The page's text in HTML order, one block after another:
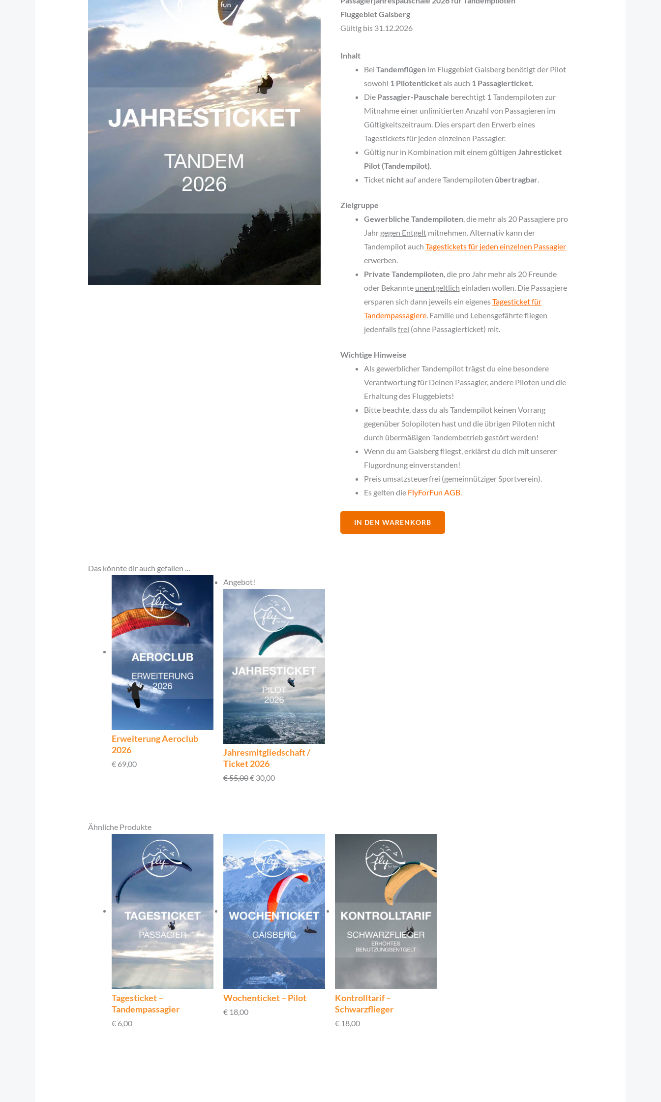
Fluggebiet Gaisberg
Gültig bis 31.12.2026
Inhalt
Bei Tandemflügenim Fluggebiet Gaisberg benötigt der Pilot
sowohl 1 Pilotenticketals auch 1 Passagierticket.
Die Passagier-Pauschale berechtigt 1 Tandempiloten zur
Mitnahme einer unlimitierten Anzahl von Passagieren im
Gültigkeitszeitraum. Dies erspart den Erwerb eines
Tagestickets für jeden einzelnen Passagier.
Gültig nur in Kombination mit einem gültigen Jahresticket
Pilot (Tandempilot)
Ticket nichtauf andere Tandempiloten übertragbar
Zielgruppe
Gewerbliche Tandempiloten, die mehr als 20 Passagiere pro
Jahr gegen Entgeltmitnehmen. Alternativ kann der
Tandempilot auch Tagestickets für jeden einzelnen Passagier
erwerben.
Private Tandempiloten, die pro Jahr mehr als 20 Freunde
oder Bekannte unentgeltlich einladen wollen. Die Passagiere
ersparen sich dann jeweils ein eigenesTagesticket für
Tandempassagiere. Familie und Lebensgefährte fliegen
jedenfallsfrei (ohne Passagierticket) mit.
Wichtige Hinweise
Als gewerblicher Tandempilot trägst du eine besondere
Verantwortung für Deinen Passagier, andere Piloten und die
Erhaltung des Fluggebiets!
Bitte beachte, dass du als Tandempilot keinen Vorrang
gegenüber Solopiloten hast und die übrigen Piloten nicht
durch übermäßigen Tandembetrieb gestört werden!
Wenn du am Gaisberg fliegst, erklärst du dich mit unserer
Flugordnung einverstanden!
Preis umsatzsteuerfrei (gemeinnütziger Sportverein).
Es gelten die FlyForFun AGB.
IN DEN WARENKORB
Das könnte dir auch gefallen …
Erweiterung Aeroclub
2026
€69,00
Angebot!
Jahresmitgliedschaft /
Ticket 2026
€55,00
Ursprünglicher
Preis
war:
€ 55,00
€30,00
Preis
ist:
€ 30,00.
Ähnliche Produkte
Tagesticket –
Tandempassagier
€6,00
Wochenticket – Pilot
€18,00
Kontrolltarif –
Schwarzflieger
€18,00